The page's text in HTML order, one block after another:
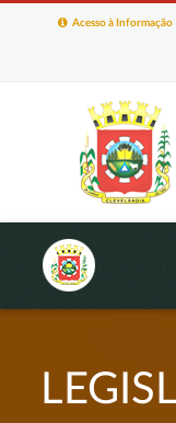
Acesso à Informação